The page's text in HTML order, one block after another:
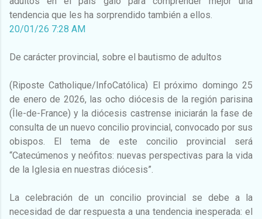
tendencia que les ha sorprendido también a ellos.
20/01/26 7:28 AM
De carácter provincial, sobre el bautismo de adultos
(Riposte Catholique/InfoCatólica) El próximo domingo 25
de enero de 2026, las ocho diócesis de la región parisina
(Île-de-France) y la diócesis castrense iniciarán la fase de
consulta de un nuevo concilio provincial, convocado por sus
obispos. El tema de este concilio provincial será
“Catecúmenos y neófitos: nuevas perspectivas para la vida
de la Iglesia en nuestras diócesis”.
La celebración de un concilio provincial se debe a la
necesidad de dar respuesta a una tendencia inesperada: el